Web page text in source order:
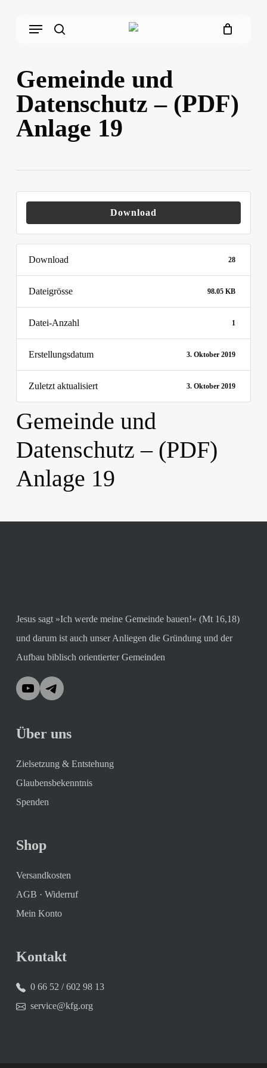
Menu
Gemeinde und
Datenschutz – (PDF)
Anlage 19
Download
Download 28
Dateigrösse 98.05 KB
Datei-Anzahl 1
Erstellungsdatum 3. Oktober 2019
Zuletzt aktualisiert 3. Oktober 2019
Gemeinde und
Datenschutz – (PDF)
Anlage 19
Jesus sagt »Ich werde meine Gemeinde bauen!« (Mt 16,18)
und darum ist auch unser Anliegen die Gründung und der
Aufbau biblisch orientierter Gemeinden
YouTubeTelegram
Über uns
Zielsetzung & Entstehung
Glaubensbekenntnis
Spenden
Shop
Versandkosten
AGB · Widerruf
Mein Konto
Kontakt
0 66 52 / 602 98 13
service@kfg.org